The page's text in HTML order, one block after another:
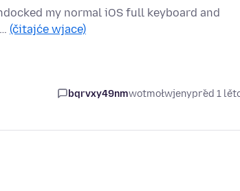
my normal iOS full keyboard and
(čitajće wjace)
bqrvxy49nmwotmołwjenypřed 1